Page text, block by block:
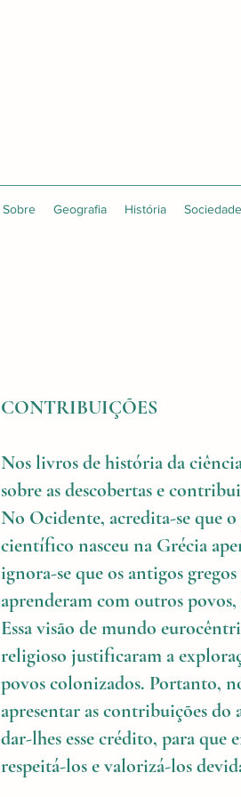
Sobre Geografia História Sociedade
CONTRIBUIÇÕES
Nos livros de história da
sobre as descobertas e
No Ocidente, acredita-se que
científico nasceu na Grécia
ignora-se que os antigos
aprenderam com outros
Essa visão de mundo
religioso justificaram a
povos colonizados. Portanto,
apresentar as contribuições
dar-lhes esse crédito, para que
respeitá-los e valorizá-los